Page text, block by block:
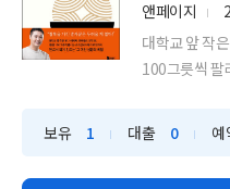
앤페이지
대학교 앞 작
100그릇씩 팔
보유
1 대출 0 예